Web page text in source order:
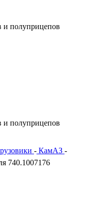
и полуприцепов
и полуприцепов
КамАЗ
740.1007176